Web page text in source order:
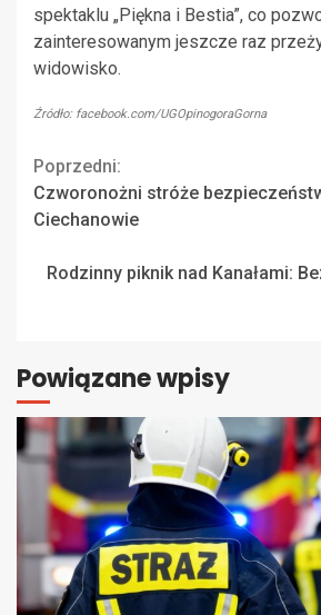
spektaklu „Piękna i Bestia”, co
zainteresowanym jeszcze raz
widowisko.
Źródło: facebook.com/UGOpinogoraGorna
Continue
Reading
Poprzedni:
Czworonożni stróże
Ciechanowie
Rodzinny piknik nad Kanałami:
Powiązane wpisy